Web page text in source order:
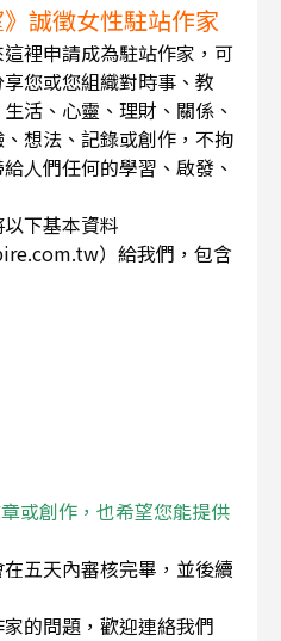
誠徵女性駐站作家
裡申請成為駐站作家，可
您或您組織對時事、教
活、心靈、理財、關係、
想法、記錄或創作，不拘
人們任何的學習、啟發、
下基本資料
）給我們，包含
或創作，也希望您能提供
五天內審核完畢，並後續
的問題，歡迎連絡我們